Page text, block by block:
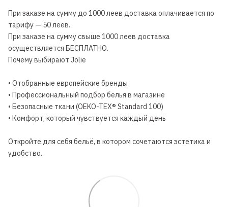
При заказе на сумму до 1000 леев доставка оплачивается по
тарифу — 50 леев.
При заказе на сумму свыше 1000 леев доставка
осуществляется БЕСПЛАТНО.
Почему выбирают Jolie
• Отобранные европейские бренды
• Профессиональный подбор белья в магазине
• Безопасные ткани (OEKO-TEX® Standard 100)
• Комфорт, который чувствуется каждый день
Откройте для себя бельё, в котором сочетаются эстетика и
удобство.